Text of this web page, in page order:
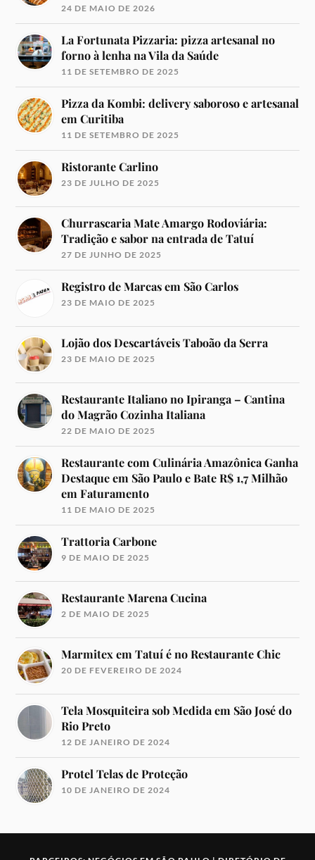
24 DE MAIO DE 2026
La Fortunata Pizzaria: pizza artesanal no
forno à lenha na Vila da Saúde
11 DE SETEMBRO DE 2025
Pizza da Kombi: delivery saboroso e artesanal
em Curitiba
11 DE SETEMBRO DE 2025
Ristorante Carlino
23 DE JULHO DE 2025
Churrascaria Mate Amargo Rodoviária:
Tradição e sabor na entrada de Tatuí
27 DE JUNHO DE 2025
Registro de Marcas em São Carlos
23 DE MAIO DE 2025
Lojão dos Descartáveis Taboão da Serra
23 DE MAIO DE 2025
Restaurante Italiano no Ipiranga – Cantina
do Magrão Cozinha Italiana
22 DE MAIO DE 2025
Restaurante com Culinária Amazônica Ganha
Destaque em São Paulo e Bate R$ 1,7 Milhão
em Faturamento
11 DE MAIO DE 2025
Trattoria Carbone
9 DE MAIO DE 2025
Restaurante Marena Cucina
2 DE MAIO DE 2025
Marmitex em Tatuí é no Restaurante Chic
20 DE FEVEREIRO DE 2024
Tela Mosquiteira sob Medida em São José do
Rio Preto
12 DE JANEIRO DE 2024
Protel Telas de Proteção
10 DE JANEIRO DE 2024